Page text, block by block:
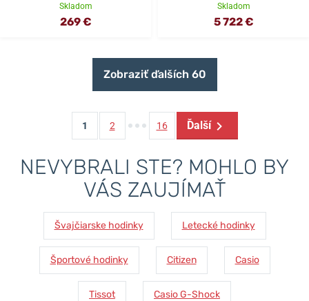
Skladom
269 €
Skladom
5 722 €
Zobraziť ďalších 60
1 2 16 Ďalší
NEVYBRALI STE? MOHLO BY
VÁS ZAUJÍMAŤ
Švajčiarske hodinky Letecké hodinky
Športové hodinky Citizen Casio
Tissot Casio G-Shock